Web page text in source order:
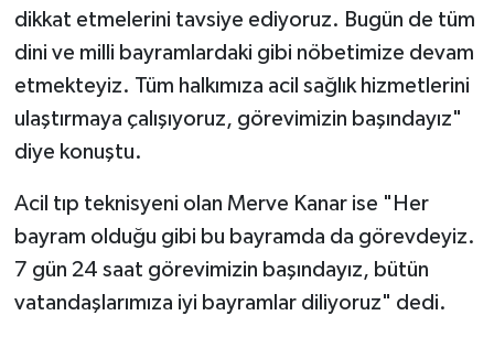
dikkat etmelerini tavsiye ediyoruz. Bugün de tüm
dini ve milli bayramlardaki gibi nöbetimize devam
etmekteyiz. Tüm halkımıza acil sağlık hizmetlerini
ulaştırmaya çalışıyoruz, görevimizin başındayız"
diye konuştu.
Acil tıp teknisyeni olan Merve Kanar ise "Her
bayram olduğu gibi bu bayramda da görevdeyiz.
7 gün 24 saat görevimizin başındayız, bütün
vatandaşlarımıza iyi bayramlar diliyoruz" dedi.